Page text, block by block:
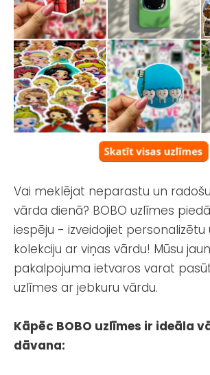
Vai meklējat neparastu un
vārda dienā? BOBO uzlīmes
iespēju - izveidojiet personalizētu
kolekciju ar viņas vārdu! Mūsu
pakalpojuma ietvaros varat
uzlīmes ar jebkuru vārdu.
Kāpēc BOBO uzlīmes ir ideāla
dāvana: